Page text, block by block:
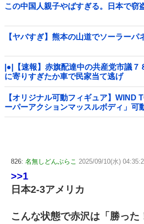
この中国人親子やばすぎる。日本で窃
【ヤバすぎ】熊本の山道でソーラー
|●|【速報】赤旗配達中の共産党市議７
に寄りすぎたか車で民家当て逃げ
【オリジナル可動フィギュア】WIND
ーパーアクションマッスルボディ」可
【予約開始】
826: 名無しどんぶらこ 2025/09/10(水)
>>1
日本2-3アメリカ
こんな状態で赤沢は「勝った